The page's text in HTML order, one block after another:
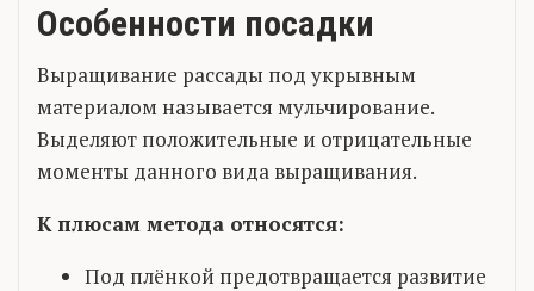
Особенности посадки
Выращивание рассады под укрывным
материалом называется мульчирование.
Выделяют положительные и отрицательные
моменты данного вида выращивания.
К плюсам метода относятся:
Под плёнкой предотвращается развитие